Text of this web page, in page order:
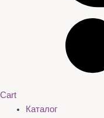
Cart
Каталог